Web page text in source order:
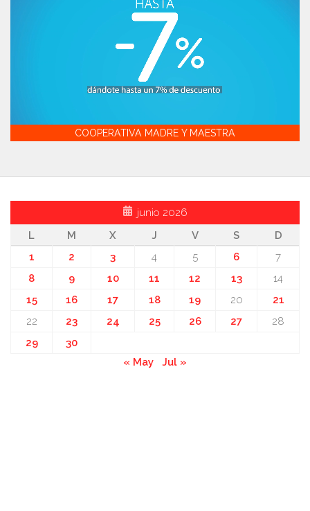
COOPERATIVA MADRE Y MAESTRA
junio 2026
L
M X J V S
D
1
2 3 4 5 6
7
8
9 10 11 12 13
14
15
16 17 18 19 20
21
22
23 24 25 26 27
28
29
30
« May
Jul »